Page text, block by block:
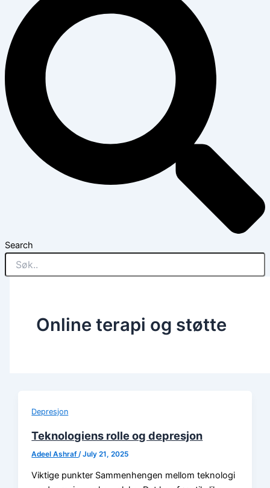
Search
Online terapi og støtte
Depresjon
Teknologiens rolle og depresjon
Adeel Ashraf /July 21, 2025
Viktige punkter Sammenhengen mellom teknologi